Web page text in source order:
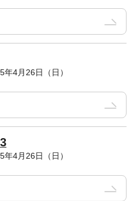
4月26日（日）
4月26日（日）